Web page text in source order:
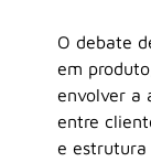
O debate
em
envolver a
entre
e estrutura